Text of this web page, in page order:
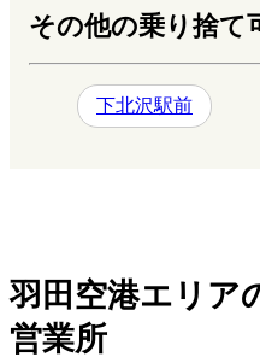
その他の乗り捨て
下北沢駅前
羽田空港エリア
営業所